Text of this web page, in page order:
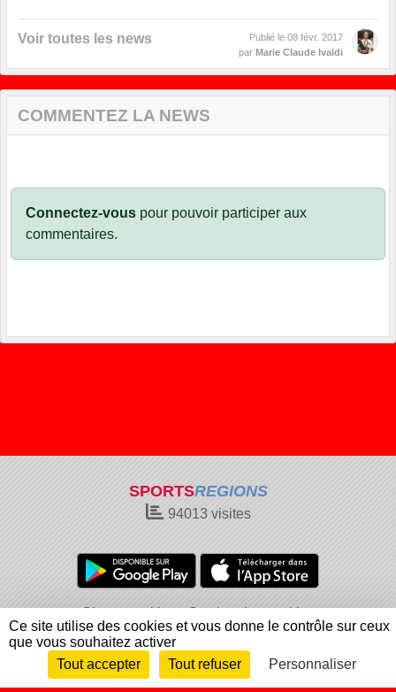
Voir toutes les news Publié le 08 févr. 2017
par Marie Claude Ivaldi
COMMENTEZ LA NEWS
Connectez-vous pour pouvoir participer aux
commentaires.
SPORTSREGIONS
94013visites
Charte cookies
Gestion des cookies
Informations légales
Signaler un contenu inapproprié
Envie de participer ? Connexion
Ce site utilise des cookies et vous donne le contrôle sur ceux
que vous souhaitez activer
Tout accepter
Tout refuser Personnaliser